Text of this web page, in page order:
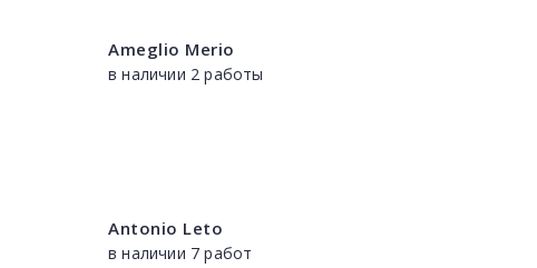
Ameglio Merio
в наличии 2 работы
Antonio Leto
в наличии 7 работ